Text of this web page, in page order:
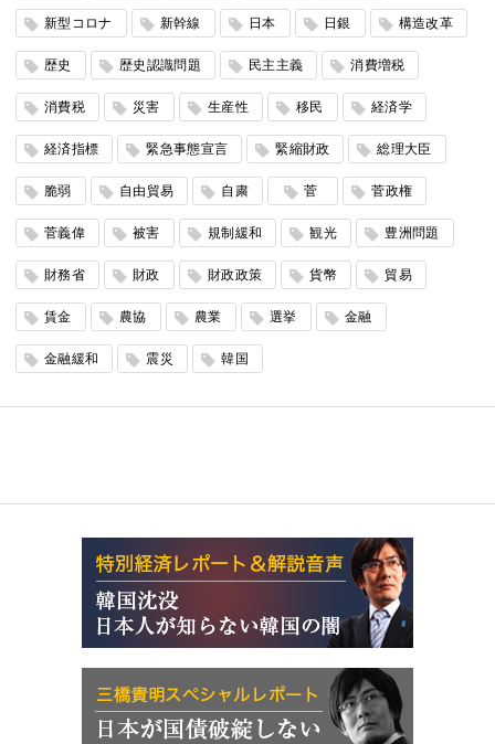
新型コロナ 新幹線 日本 日銀 構造改革
歴史 歴史認識問題 民主主義 消費増税
消費税 災害 生産性 移民 経済学
経済指標 緊急事態宣言 緊縮財政 総理大臣
脆弱 自由貿易 自粛 菅 菅政権
菅義偉 被害 規制緩和 観光 豊洲問題
財務省 財政 財政政策 貨幣 貿易
賃金 農協 農業 選挙 金融
金融緩和 震災 韓国